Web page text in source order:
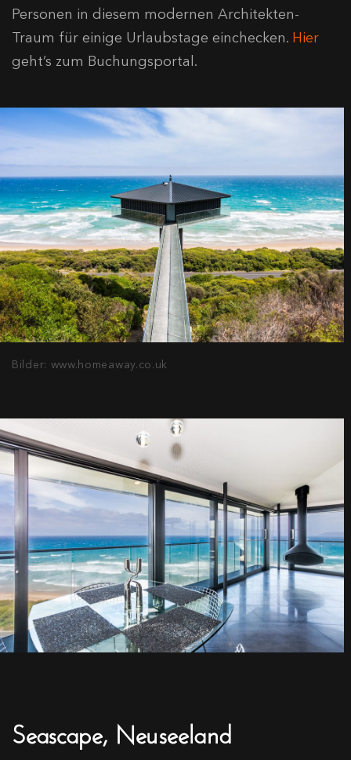
Personen in diesem modernen Architekten-
Traum für einige Urlaubstage einchecken. Hier
geht’s zum Buchungsportal.
Bilder: www.homeaway.co.uk
Seascape, Neuseeland